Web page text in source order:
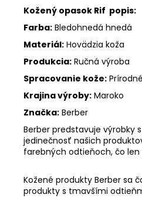
Kožený opasok Rif popis:
Farba: Bledohnedá hnedá
Materiál: Hovädzia koža
Produkcia: Ručná výroba
Spracovanie kože:
Krajina výroby: Maroko
Značka: Berber
Berber predstavuje výrobky
jedinečnosť našich
farebných odtieňoch, čo len
Kožené produkty Berber sa
produkty s tmavšími